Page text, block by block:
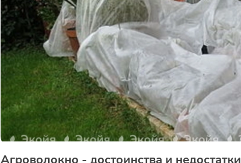
Агроволокно - достоинства и недостатки